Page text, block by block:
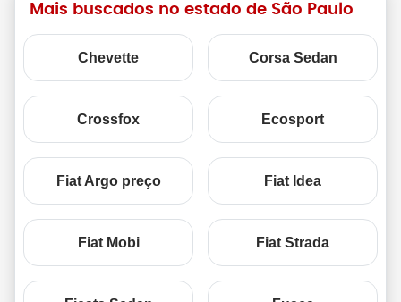
Mais buscados no estado de São Paulo
Chevette Corsa Sedan
Crossfox Ecosport
Fiat Argo preço Fiat Idea
Fiat Mobi Fiat Strada